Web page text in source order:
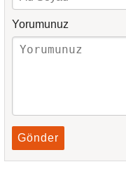
Yorumunuz
Gönder